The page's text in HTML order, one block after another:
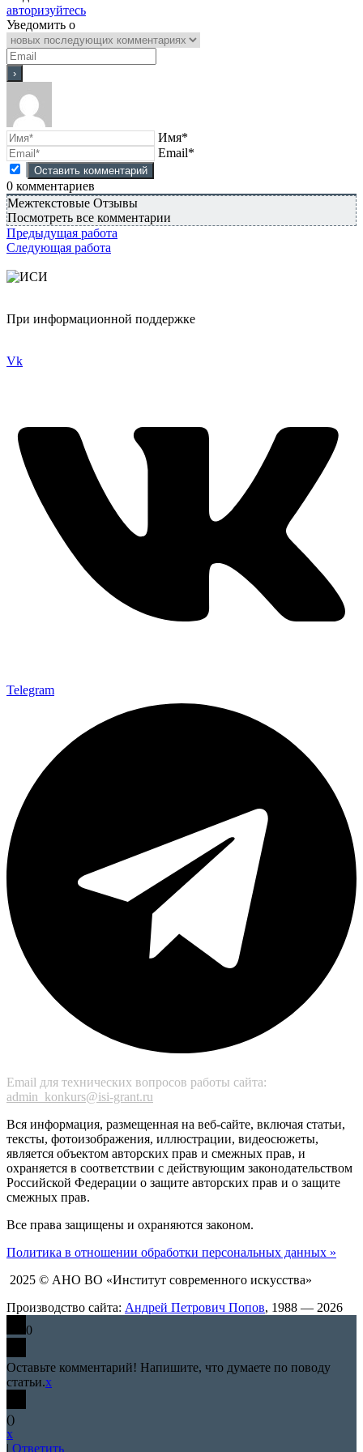
авторизуйтесь
Уведомить о
Имя*
Email*
0 комментариев
Межтекстовые Отзывы
Посмотреть все комментарии
Предыдущая работа
Следующая работа
При информационной поддержке
Vk
Telegram
Email для технических вопросов работы сайта:
admin_konkurs@isi-grant.ru
Вся информация, размещенная на веб-сайте, включая статьи,
тексты, фотоизображения, иллюстрации, видеосюжеты,
является объектом авторских прав и смежных прав, и
охраняется в соответствии с действующим законодательством
Российской Федерации о защите авторских прав и о защите
смежных прав.
Все права защищены и охраняются законом.
Политика в отношении обработки персональных данных »
2025 © АНО ВО «Институт современного искусства»
Производство сайта: Андрей Петрович Попов, 1988 — 2026
0
Оставьте комментарий! Напишите, что думаете по поводу
статьи.x
()
x
| Ответить